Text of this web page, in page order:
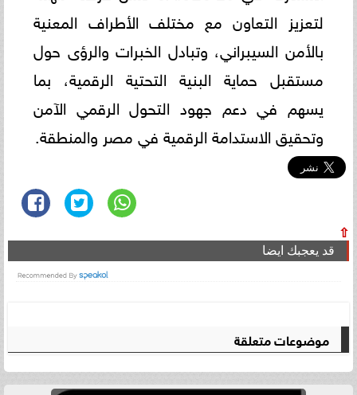
لتعزيز التعاون مع مختلف الأطراف المعنية
بالأمن السيبراني، وتبادل الخبرات والرؤى حول
مستقبل حماية البنية التحتية الرقمية، بما
يسهم في دعم جهود التحول الرقمي الآمن
وتحقيق الاستدامة الرقمية في مصر والمنطقة.
⇧
قد يعجبك ايضا
موضوعات متعلقة